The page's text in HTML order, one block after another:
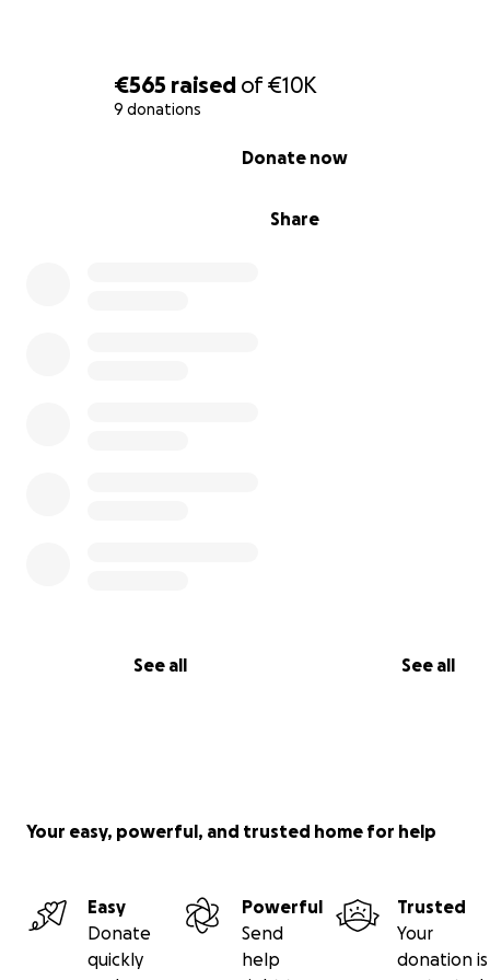
€565 raised of€10K
9 donations
Share
Donate now
See all See all
Your easy, powerful, and trusted home for help
Easy
Donate
quickly
Powerful
Send
help
Trusted
Your
donation is